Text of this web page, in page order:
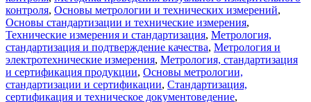
контроля, Основы метрологии и технических измерений,
Основы стандартизации и технические измерения,
Технические измерения и стандартизация, Метрология,
стандартизация и подтверждение качества, Метрология и
электротехнические измерения, Метрология, стандартизация
и сертификация продукции, Основы метрологии,
стандартизации и сертификации, Стандартизация,
сертификация и техническое документоведение,